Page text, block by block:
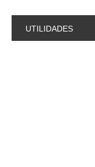
UTILIDADES